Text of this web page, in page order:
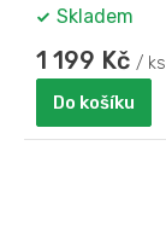
Skladem
1 199 Kč / ks
Do košíku